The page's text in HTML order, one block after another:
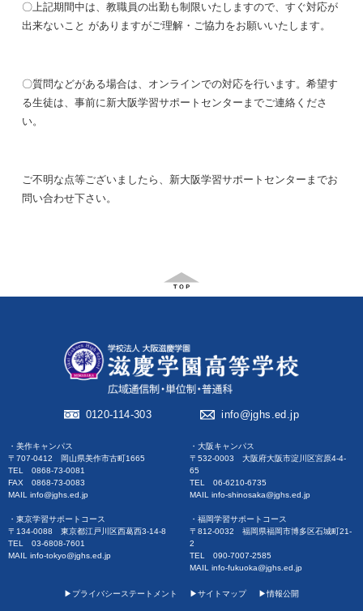
〇上記期間中は、教職員の出勤も制限いたしますので、すぐ対応が
出来ないこと がありますがご理解・ご協力をお願いいたします。
〇質問などがある場合は、オンラインでの対応を行います。希望す
る生徒は、事前に新大阪学習サポートセンターまでご連絡くださ
い。
ご不明な点等ございましたら、新大阪学習サポートセンターまでお
問い合わせ下さい。
0120-114-303 info@jghs.ed.jp
・美作キャンパス
〒707-0412 岡山県美作市古町1665
TEL 0868-73-0081
FAX 0868-73-0083
MAIL info@jghs.ed.jp
・東京学習サポートコース
〒134-0088 東京都江戸川区西葛西3-14-8
TEL 03-6808-7601
MAIL info-tokyo@jghs.ed.jp
・大阪キャンパス
〒532-0003 大阪府大阪市淀川区宮原4-4-
65
TEL 06-6210-6735
MAIL info-shinosaka@jghs.ed.jp
・福岡学習サポートコース
〒812-0032 福岡県福岡市博多区石城町21-
2
TEL 090-7007-2585
MAIL info-fukuoka@jghs.ed.jp
▶︎プライバシーステートメント ▶︎サイトマップ ▶︎情報公開